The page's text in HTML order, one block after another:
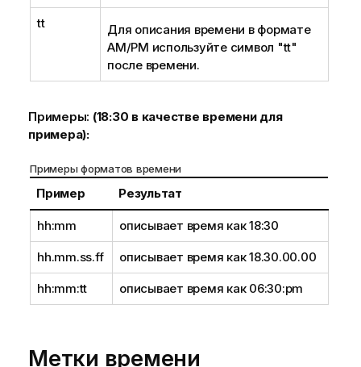
tt
Для описания времени в формате
AM/PM используйте символ "tt"
после времени.
Примеры: (18:30 в качестве времени для
примера):
Примеры форматов времени
Пример Результат
hh:mm описывает время как 18:30
hh.mm.ss.ff описывает время как 18.30.00.00
hh:mm:tt описывает время как 06:30:pm
Метки времени